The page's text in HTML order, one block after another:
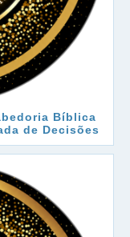
Bíblica
de Decisões